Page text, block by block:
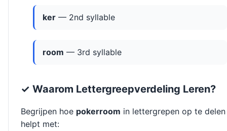
ker — 2nd syllable
room — 3rd syllable
✓ Waarom Lettergreepverdeling Leren?
Begrijpen hoe pokerroom in lettergrepen op te delen
helpt met: